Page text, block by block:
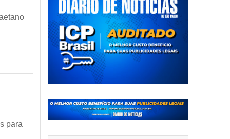
para